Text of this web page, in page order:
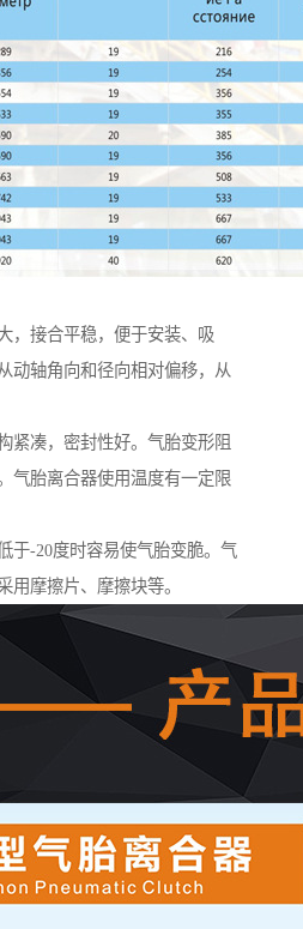
，接合平稳，便于安装、吸
动轴角向和径向相对偏移，从
紧凑，密封性好。气胎变形阻
气胎离合器使用温度有一定限
于-20度时容易使气胎变脆。气
用摩擦片、摩擦块等。